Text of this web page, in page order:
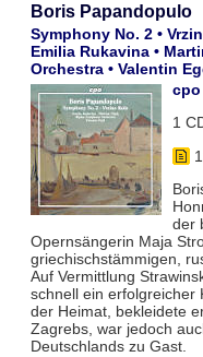
Boris Papandopulo
Symphony No. 2 •
Emilia Rukavina •
Orchestra • Valentin
cpo
1
der
Opernsängerin Maja
griechischstämmigen,
Auf Vermittlung
schnell ein erfolgreicher
der Heimat, bekleidete
Zagrebs, war jedoch
Deutschlands zu Gast.